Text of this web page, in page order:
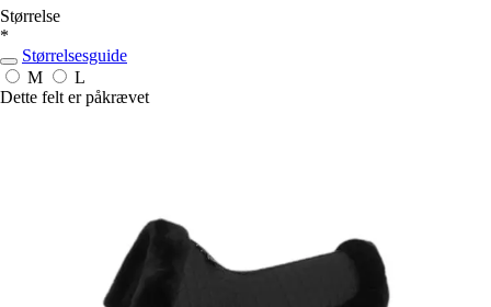
Størrelse
*
Størrelsesguide
M
L
Dette felt er påkrævet